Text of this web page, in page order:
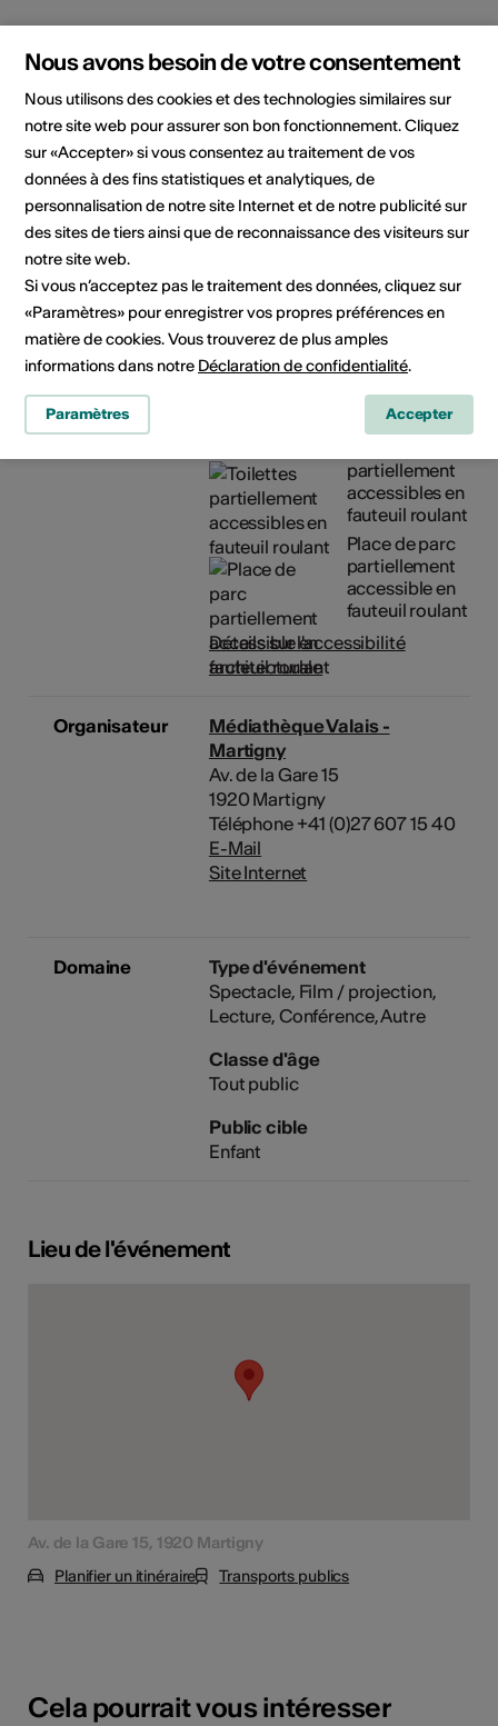
Localisation
Médiathèque Valais -
Martigny
Av. de la Gare 15
1920 Martigny
Horaires
d'ouverture de
l'infrastructure
Lundi - samedi, 13h - 18h
Fermé le dimanche
Accessibilité
architecturale
Accessible en
fauteuil
roulant
partiellement
accessibles en
fauteuil roulant
Place de parc
partiellement
accessible en
fauteuil roulant
Détails sur l'accessibilité
architecturale
Organisateur
Médiathèque Valais -
Martigny
Av. de la Gare 15
1920 Martigny
Téléphone +41 (0)27 607 15 40
E-Mail
Site Internet
Domaine
Type d'événement
Spectacle Film / projection
Lecture Conférence Autre
Classe d'âge
Tout public
Public cible
Enfant
Lieu de l'événement
Av. de la Gare 15, 1920 Martigny
Planifier un itinéraire
Transports publics
Cela pourrait vous intéresser
Nous avons besoin de votre consentement
Nous utilisons des cookies et des technologies similaires sur
notre site web pour assurer son bon fonctionnement. Cliquez
sur «Accepter» si vous consentez au traitement de vos
données à des fins statistiques et analytiques, de
personnalisation de notre site Internet et de notre publicité sur
des sites de tiers ainsi que de reconnaissance des visiteurs sur
notre site web.
Si vous n’acceptez pas le traitement des données, cliquez sur
«Paramètres» pour enregistrer vos propres préférences en
matière de cookies. Vous trouverez de plus amples
informations dans notre Déclaration de confidentialité.
Paramètres Accepter